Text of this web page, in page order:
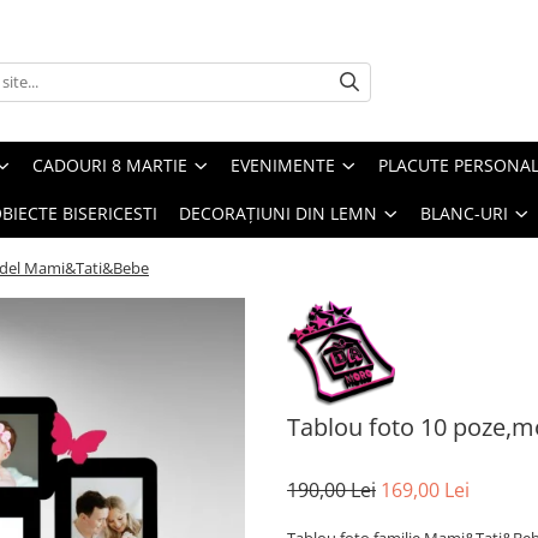
CADOURI 8 MARTIE EVENIMENTE PLACUTE
BISERICESTI DECORAȚIUNI DIN LEMN BLANC-URI
Mami&Tati&Bebe
Tablou foto 10
190,00 Lei 169,00 Lei